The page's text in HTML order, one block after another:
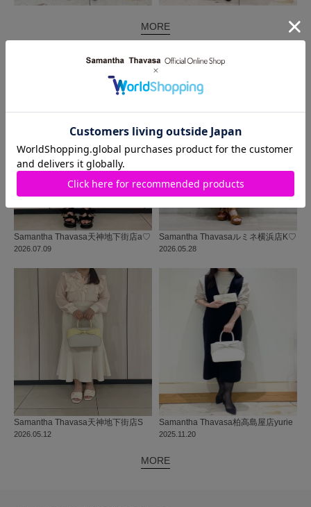
MORE
同じ商品を使った コーディネート
2026.07.09
Samantha Thavasa天神地下街店a♡
2026.05.28
Samantha Thavasaルミネ横浜店K♡
2026.05.12
Samantha Thavasa天神地下街店S
2025.11.20
Samantha Thavasa柏高島屋店yurie
MORE